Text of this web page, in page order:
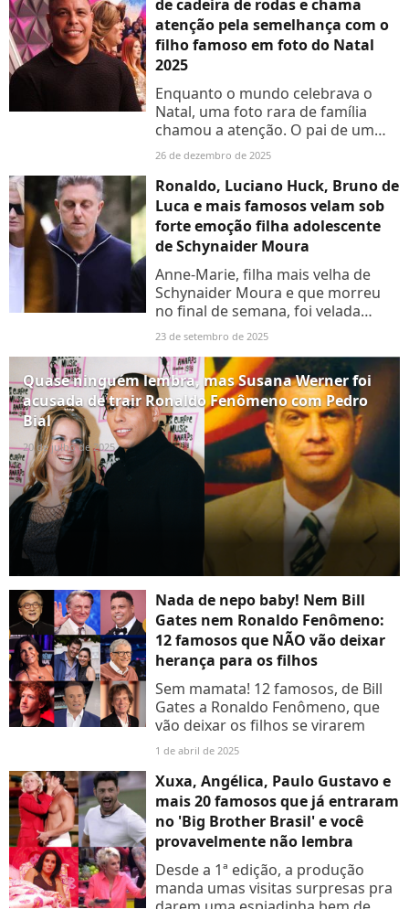
de cadeira de rodas e chama
atenção pela semelhança com o
filho famoso em foto do Natal
2025
Enquanto o mundo celebrava o
Natal, uma foto rara de família
chamou a atenção. O pai de um
ídolo do futebol brasileiro
surpreendeu pela semelhança
impressionante com o filho
famoso
26 de dezembro de 2025
Ronaldo, Luciano Huck, Bruno de
Luca e mais famosos velam sob
forte emoção filha adolescente
de Schynaider Moura
Anne-Marie, filha mais velha de
Schynaider Moura e que morreu
no final de semana, foi velada
nessa terça-feira (23) em cemitério
de São Paulo. O ex-jogador
Ronaldo e Luciano Huck foram...
23 de setembro de 2025
Quase ninguém lembra, mas Susana Werner foi
acusada de trair Ronaldo Fenômeno com Pedro
Bial
20 de julho de 2025
Nada de nepo baby! Nem Bill
Gates nem Ronaldo Fenômeno:
12 famosos que NÃO vão deixar
herança para os filhos
Sem mamata! 12 famosos, de Bill
Gates a Ronaldo Fenômeno, que
vão deixar os filhos se virarem
1 de abril de 2025
Xuxa, Angélica, Paulo Gustavo e
mais 20 famosos que já entraram
no 'Big Brother Brasil' e você
provavelmente não lembra
Desde a 1ª edição, a produção
manda umas visitas surpresas pra